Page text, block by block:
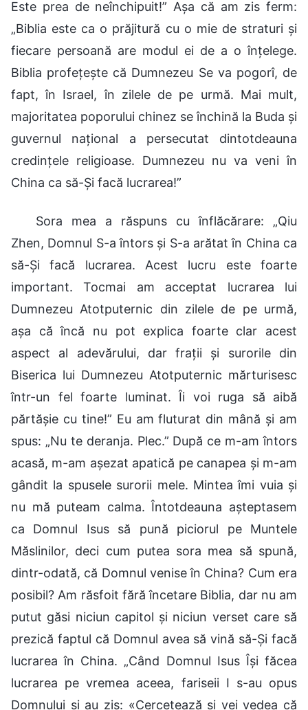
Este prea de neînchipuit!” Așa că am zis ferm:
„Biblia este ca o prăjitură cu o mie de straturi și
fiecare persoană are modul ei de a o înțelege.
Biblia profețește că Dumnezeu Se va pogorî, de
fapt, în Israel, în zilele de pe urmă. Mai mult,
majoritatea poporului chinez se închină la Buda și
guvernul național a persecutat dintotdeauna
credințele religioase. Dumnezeu nu va veni în
China ca să-Și facă lucrarea!”
Sora mea a răspuns cu înflăcărare: „Qiu
Zhen, Domnul S-a întors și S-a arătat în China ca
să-Și facă lucrarea. Acest lucru este foarte
important. Tocmai am acceptat lucrarea lui
Dumnezeu Atotputernic din zilele de pe urmă,
așa că încă nu pot explica foarte clar acest
aspect al adevărului, dar frații și surorile din
Biserica lui Dumnezeu Atotputernic mărturisesc
într-un fel foarte luminat. Îi voi ruga să aibă
părtășie cu tine!” Eu am fluturat din mână și am
spus: „Nu te deranja. Plec.” După ce m-am întors
acasă, m-am așezat apatică pe canapea și m-am
gândit la spusele surorii mele. Mintea îmi vuia și
nu mă puteam calma. Întotdeauna așteptasem
ca Domnul Isus să pună piciorul pe Muntele
Măslinilor, deci cum putea sora mea să spună,
dintr-odată, că Domnul venise în China? Cum era
posibil? Am răsfoit fără încetare Biblia, dar nu am
putut găsi niciun capitol și niciun verset care să
prezică faptul că Domnul avea să vină să-Și facă
lucrarea în China. „Când Domnul Isus Își făcea
lucrarea pe vremea aceea, fariseii I s-au opus
Domnului și au zis: «Cercetează şi vei vedea că